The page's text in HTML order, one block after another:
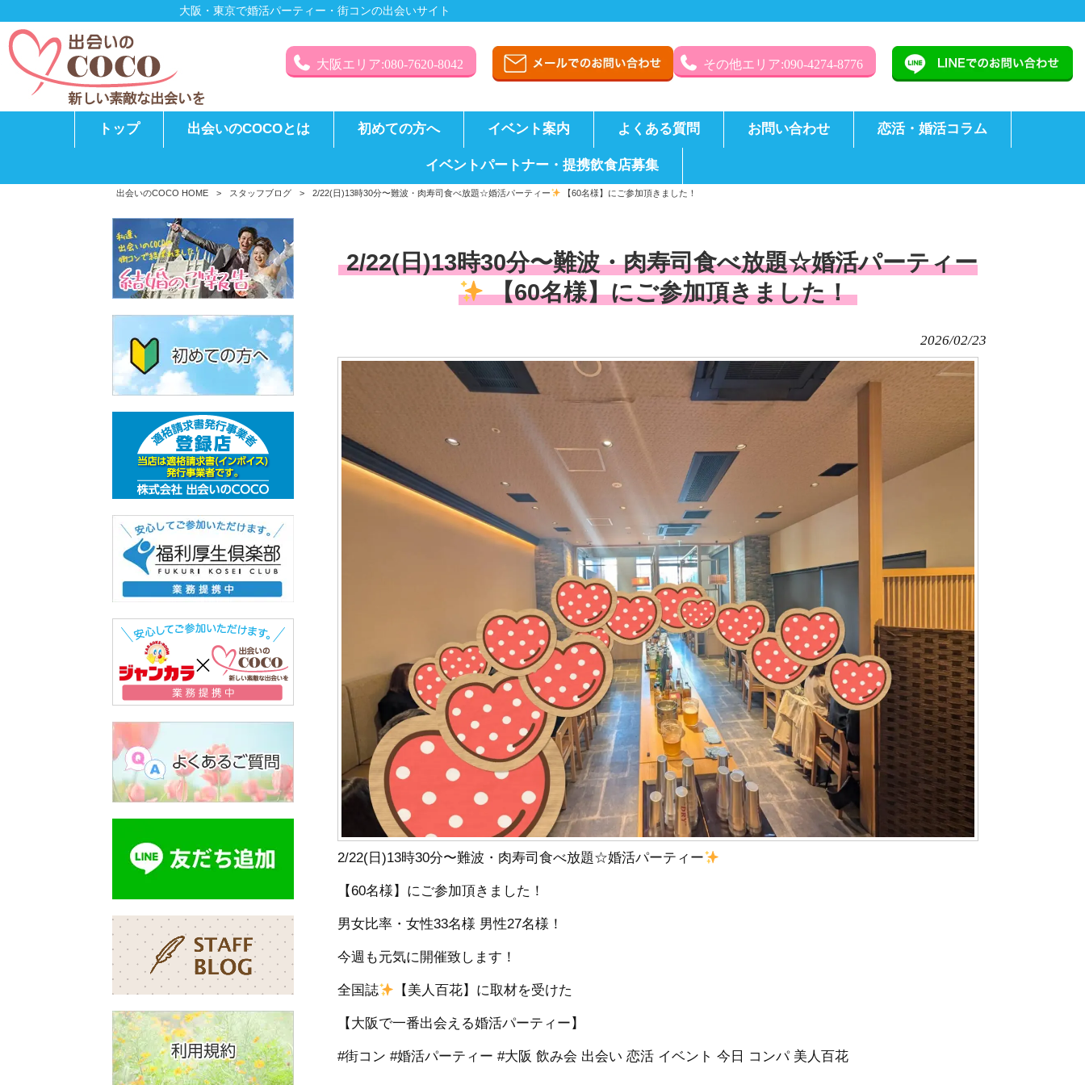
大阪・東京で婚活パーティー・街コンの出会いサイト
大阪エリア:080-7620-8042 その他エリア:090-4274-8776
トップ 出会いのCOCOとは 初めての方へ イベント案内 よくある質問 お問い合わせ 恋活・婚活コラム
イベントパートナー・提携飲食店募集
出会いのCOCO HOME > スタッフブログ > 2/22(日)13時30分〜難波・肉寿司食べ放題☆婚活パーティー 【60名様】にご参加頂きました！
2/22(日)13時30分〜難波・肉寿司食べ放題☆婚活パーティー
【60名様】にご参加頂きました！
2026/02/23
2/22(日)13時30分〜難波・肉寿司食べ放題☆婚活パーティー
【60名様】にご参加頂きました！
男女比率・女性33名様 男性27名様！
今週も元気に開催致します！
全国誌 【美人百花】に取材を受けた
【大阪で一番出会える婚活パーティー】
#街コン #婚活パーティー #大阪 飲み会 出会い 恋活 イベント 今日 コンパ 美人百花